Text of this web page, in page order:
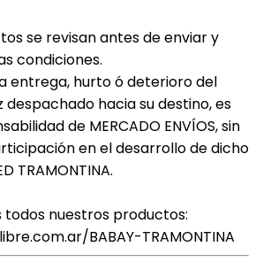
se revisan antes de enviar y
condiciones.
entrega, hurto ó deterioro del
hacia su destino, es
de MERCADO ENVÍOS, sin
en el desarrollo de dicho
TRAMONTINA.
nuestros productos:
BABAY-TRAMONTINA